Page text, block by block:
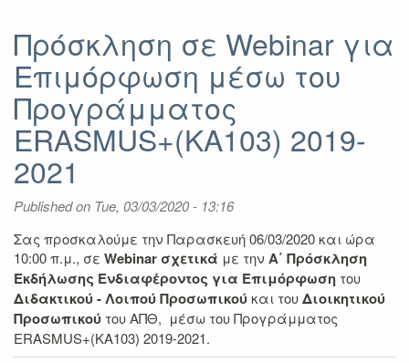
Υποβολής
Αιτήσεων
για
την
Α΄
Πρόσκληση
για
κινητικότητα
Επιμόρφωσης
ΔΙΟΙΚΗΤΙΚΟΥ
Προσωπικού
μέσω
του
Προγράμματος
Erasmus+
Πρόσκληση σε Webinar για
Επιμόρφωση μέσω του
Προγράμματος
ERASMUS+(ΚΑ103) 2019-
2021
Published on Tue, 03/03/2020 - 13:16
Σας προσκαλούμε την Παρασκευή 06/03/2020 και ώρα
10:00 π.μ., σε Webinar σχετικά με την A΄ Πρόσκληση
Εκδήλωσης Ενδιαφέροντος για Επιμόρφωση του
Διδακτικού - Λοιπού Προσωπικούκαι τουΔιοικητικού
Προσωπικού του ΑΠΘ, μέσω του Προγράμματος
ERASMUS+(ΚΑ103) 2019-2021.